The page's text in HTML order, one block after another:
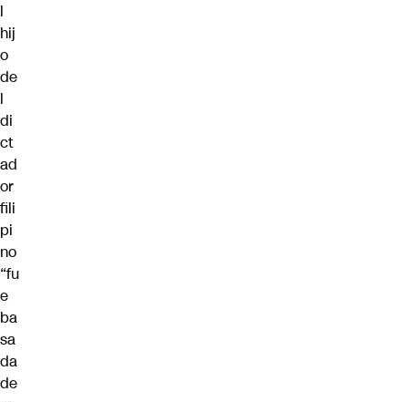
l
hij
o
de
l
di
ct
ad
or
fili
pi
no
“fu
e
ba
sa
da
de